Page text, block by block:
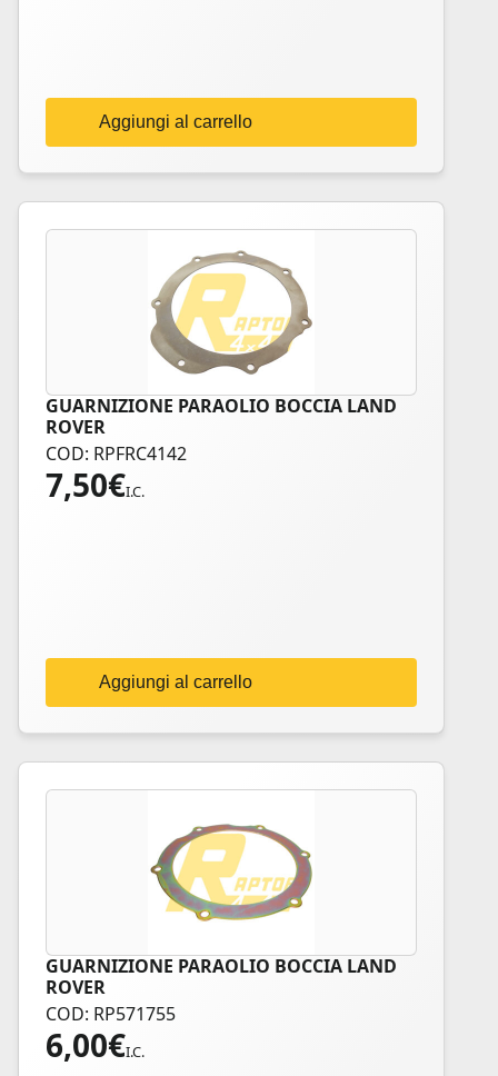
Aggiungi al carrello
GUARNIZIONE PARAOLIO BOCCIA LAND
ROVER
COD: RPFRC4142
7,50€I.C.
Aggiungi al carrello
GUARNIZIONE PARAOLIO BOCCIA LAND
ROVER
COD: RP571755
6,00€I.C.